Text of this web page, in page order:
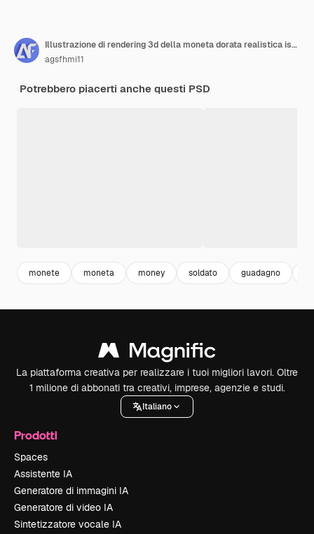
Illustrazione di rendering 3d della moneta dorata realistica isolata
agsfhmi11
Potrebbero piacerti anche questi PSD
monete moneta money soldato guadagno
La piattaforma creativa per realizzare i tuoi migliori lavori. Oltre
1 milione di abbonati tra creativi, imprese, agenzie e studi.
Italiano
Prodotti
Spaces
Assistente IA
Generatore di immagini IA
Generatore di video IA
Sintetizzatore vocale IA